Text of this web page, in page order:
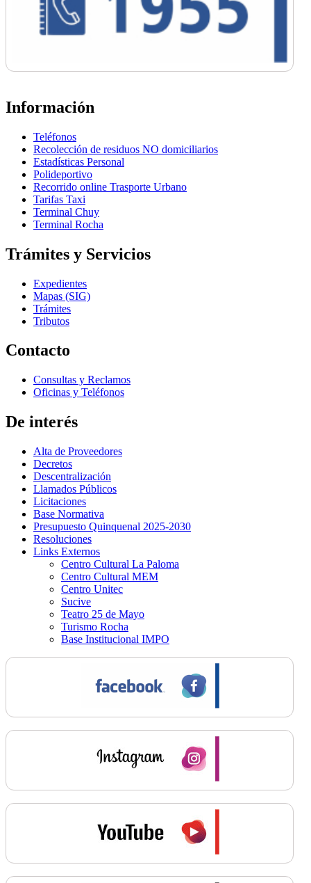
Información
Teléfonos
Recolección de residuos NO domiciliarios
Estadísticas Personal
Polideportivo
Recorrido online Trasporte Urbano
Tarifas Taxi
Terminal Chuy
Terminal Rocha
Trámites y Servicios
Expedientes
Mapas (SIG)
Trámites
Tributos
Contacto
Consultas y Reclamos
Oficinas y Teléfonos
De interés
Alta de Proveedores
Decretos
Descentralización
Llamados Públicos
Licitaciones
Base Normativa
Presupuesto Quinquenal 2025-2030
Resoluciones
Links Externos
Centro Cultural La Paloma
Centro Cultural MEM
Centro Unitec
Sucive
Teatro 25 de Mayo
Turismo Rocha
Base Institucional IMPO